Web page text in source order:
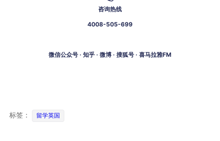
咨询热线
4008-505-699
微信公众号 · 知乎 · 微博 · 搜狐号 · 喜马拉雅FM
标签： 留学英国